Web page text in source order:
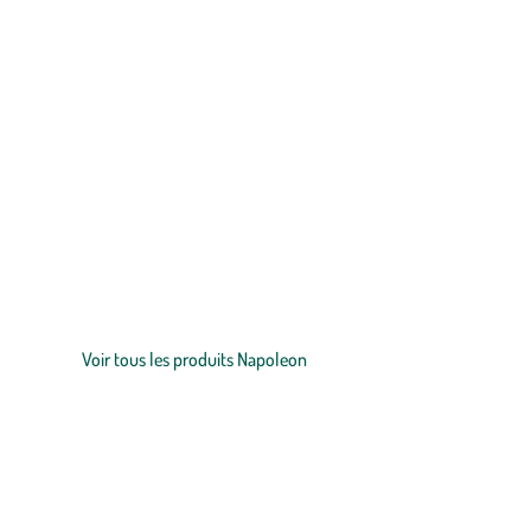
Voir tous les produits Napoleon